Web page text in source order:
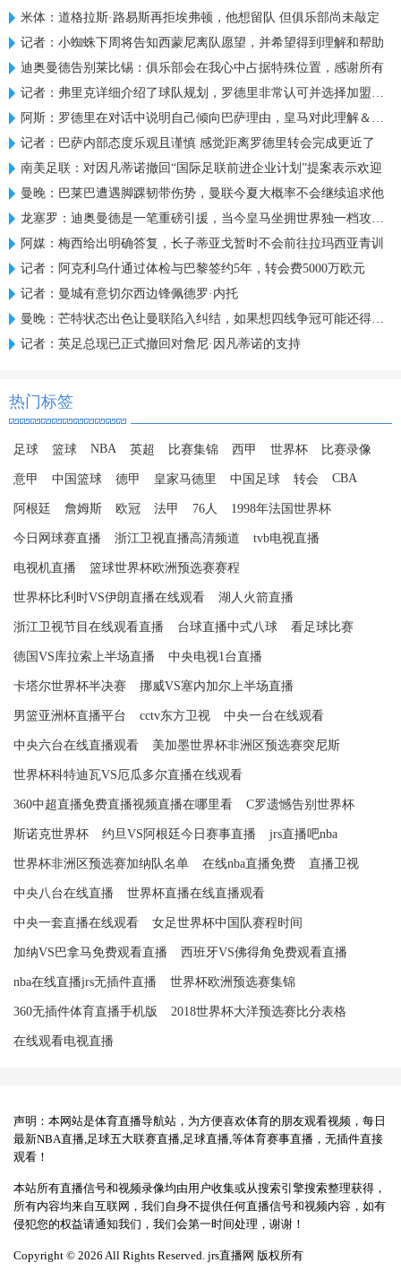
米体：道格拉斯·路易斯再拒埃弗顿，他想留队 但俱乐部尚未敲定
记者：小蜘蛛下周将告知西蒙尼离队愿望，并希望得到理解和帮助
迪奥曼德告别莱比锡：俱乐部会在我心中占据特殊位置，感谢所有
记者：弗里克详细介绍了球队规划，罗德里非常认可并选择加盟巴萨
阿斯：罗德里在对话中说明自己倾向巴萨理由，皇马对此理解＆祝好
记者：巴萨内部态度乐观且谨慎 感觉距离罗德里转会完成更近了
南美足联：对因凡蒂诺撤回“国际足联前进企业计划”提案表示欢迎
曼晚：巴莱巴遭遇脚踝韧带伤势，曼联今夏大概率不会继续追求他
龙塞罗：迪奥曼德是一笔重磅引援，当今皇马坐拥世界独一档攻击线
阿媒：梅西给出明确答复，长子蒂亚戈暂时不会前往拉玛西亚青训
记者：阿克利乌什通过体检与巴黎签约5年，转会费5000万欧元
记者：曼城有意切尔西边锋佩德罗·内托
曼晚：芒特状态出色让曼联陷入纠结，如果想四线争冠可能还得买人
记者：英足总现已正式撤回对詹尼·因凡蒂诺的支持
热门标签
足球 篮球 NBA 英超 比赛集锦 西甲 世界杯 比赛录像
意甲 中国篮球 德甲 皇家马德里 中国足球 转会 CBA
阿根廷 詹姆斯 欧冠 法甲 76人 1998年法国世界杯
今日网球赛直播 浙江卫视直播高清频道 tvb电视直播
电视机直播 篮球世界杯欧洲预选赛赛程
世界杯比利时VS伊朗直播在线观看 湖人火箭直播
浙江卫视节目在线观看直播 台球直播中式八球 看足球比赛
德国VS库拉索上半场直播 中央电视1台直播
卡塔尔世界杯半决赛 挪威VS塞内加尔上半场直播
男篮亚洲杯直播平台 cctv东方卫视 中央一台在线观看
中央六台在线直播观看 美加墨世界杯非洲区预选赛突尼斯
世界杯科特迪瓦VS厄瓜多尔直播在线观看
360中超直播免费直播视频直播在哪里看 C罗遗憾告别世界杯
斯诺克世界杯 约旦VS阿根廷今日赛事直播 jrs直播吧nba
世界杯非洲区预选赛加纳队名单 在线nba直播免费 直播卫视
中央八台在线直播 世界杯直播在线直播观看
中央一套直播在线观看 女足世界杯中国队赛程时间
加纳VS巴拿马免费观看直播 西班牙VS佛得角免费观看直播
nba在线直播jrs无插件直播 世界杯欧洲预选赛集锦
360无插件体育直播手机版 2018世界杯大洋预选赛比分表格
在线观看电视直播
声明：本网站是体育直播导航站，为方便喜欢体育的朋友观看视频，每日
最新NBA直播,足球五大联赛直播,足球直播,等体育赛事直播，无插件直接
观看！
本站所有直播信号和视频录像均由用户收集或从搜索引擎搜索整理获得，
所有内容均来自互联网，我们自身不提供任何直播信号和视频内容，如有
侵犯您的权益请通知我们，我们会第一时间处理，谢谢！
Copyright © 2026 All Rights Reserved. jrs直播网 版权所有